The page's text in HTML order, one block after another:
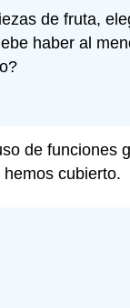
de fruta,
haber al
de funciones
cubierto.